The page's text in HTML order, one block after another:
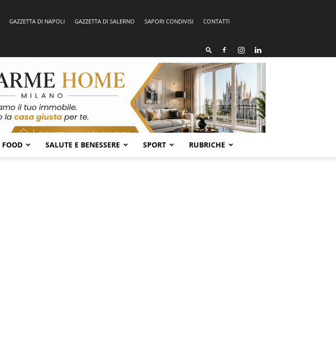
GAZZETTA DI NAPOLI GAZZETTA DI SALERNO SAPORI CONDIVISI
CONTATTI
FOOD SALUTE E BENESSERE SPORT RUBRICHE